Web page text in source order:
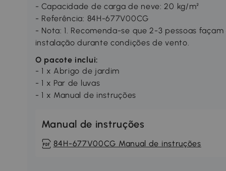
- Capacidade de carga de neve: 20 kg/m²
- Referência: 84H-677V00CG
- Nota: 1. Recomenda-se que 2-3 pessoas
instalação durante condições de vento.
O pacote inclui:
- 1 x Abrigo de jardim
- 1 x Par de luvas
- 1 x Manual de instruções
Manual de instruções
84H-677V00CG Manual de instruções